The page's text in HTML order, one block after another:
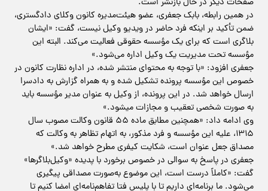
در همین رابطه، بابک جعفری، عضو هیئت‌مدیره کانون وکلای دادگستری،
ضمن تأکید بر اینکه فرد حاضر در ویدیو وکیل نیست، گفت: «ایشان
بلاگری است که برای یک مؤسسه حقوقی فعالیت می‌کند. البته این
مؤسسه تحت مدیریت یک وکیل اداره می‌شود.»
جعفری افزود: «با توجه به محتوای منتشر شده، در اداره نظارت کانون در
خصوص این مؤسسه پرونده تشکیل شده و به همراه گزارش به دادسرا
ارسال خواهد شد. در این پرونده، از وکیل به عنوان مدیر مؤسسه باید
به صورت شخصی تعقیب و مجازات میشود.»
وی ادامه داد: «همچنین مطابق ماده ۵۵ قانون وکالت مصوب سال
۱۳۱۵، علیه این مؤسسه و فرد مذکور، به اتهام تظاهر به وکالت که
مصداق جعل عنوان است، شکایت کیفری مطرح خواهد شد.»
جعفری در پاسخ به سوالی در خصوص برخورد با پدیده «وکیل‌بلاگرها»
گفت: «کاملاً درست است، این موضوع به‌صورت مصداقی پیگیری
می‌شود. ما برنامه‌ای داریم تا با پلیس فتا تفاهم‌نامه‌ای امضا کنیم تا